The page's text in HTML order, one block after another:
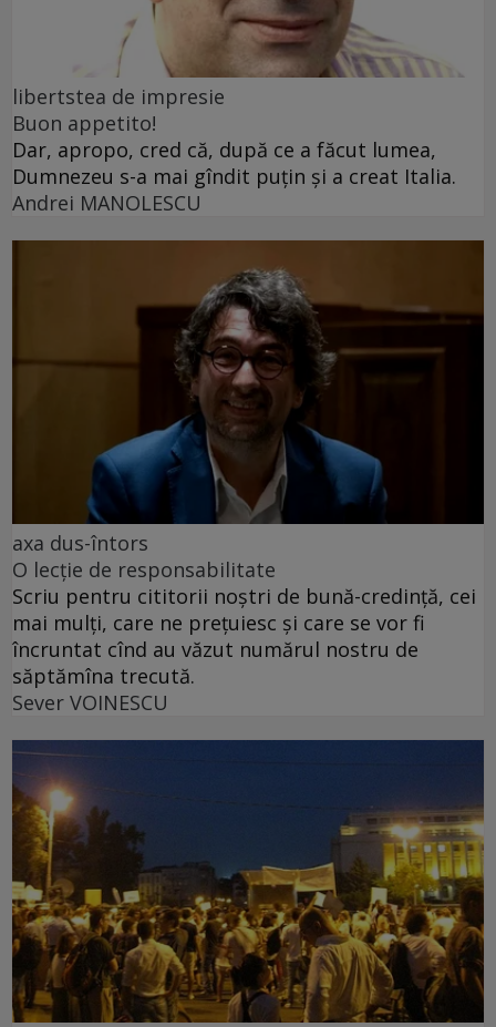
libertstea de impresie
Buon appetito!
Dar, apropo, cred că, după ce a făcut lumea,
Dumnezeu s-a mai gîndit puțin și a creat Italia.
Andrei MANOLESCU
axa dus-întors
O lecție de responsabilitate
Scriu pentru cititorii noștri de bună-credință, cei
mai mulți, care ne prețuiesc și care se vor fi
încruntat cînd au văzut numărul nostru de
săptămîna trecută.
Sever VOINESCU